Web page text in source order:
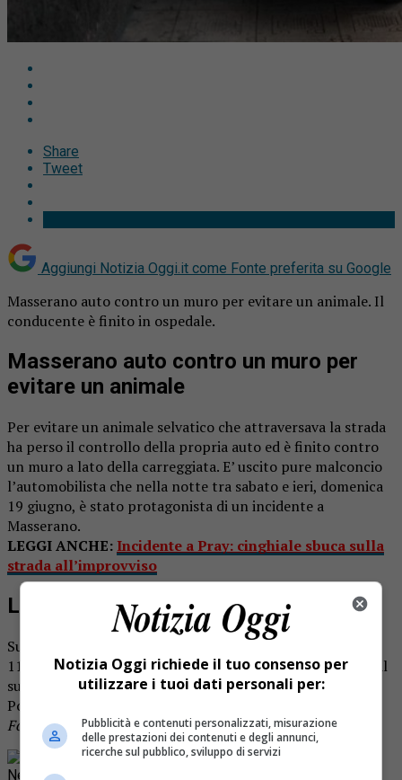
Share
Tweet
Aggiungi Notizia Oggi.it come Fonte preferita su Google
Masserano auto contro un muro per evitare un animale. Il
conducente è finito in ospedale.
Masserano auto contro un muro per
evitare un animale
Per evitare un animale selvatico che attraversava la strada
ha perso il controllo della propria auto ed è finito contro
un muro a lato della carreggiata. E’ uscito pure malconcio
l’automobilista che nella notte tra sabato e ieri, domenica
19 giugno, è stato protagonista di un incidente a
Masserano.
LEGGI ANCHE: Incidente a Pray: cinghiale sbuca sulla
strada all’improvviso
L’intervento dei carabinieri e del 118
Sul posto si sono recati i carabinieri e un’ambulanza del
118: l’uomo presentava vari traumi ed è stato necessario il
suo trasporto al pronto soccorso dell’ospedale di
Ponderano. Si tratta di un uomo sulla quarantina.
Foto d’archivio
Rimani aggiornato seguendoci su Google
News!
Notizia Oggi richiede il tuo consenso per
utilizzare i tuoi dati personali per:
Pubblicità e contenuti personalizzati, misurazione
delle prestazioni dei contenuti e degli annunci,
ricerche sul pubblico, sviluppo di servizi